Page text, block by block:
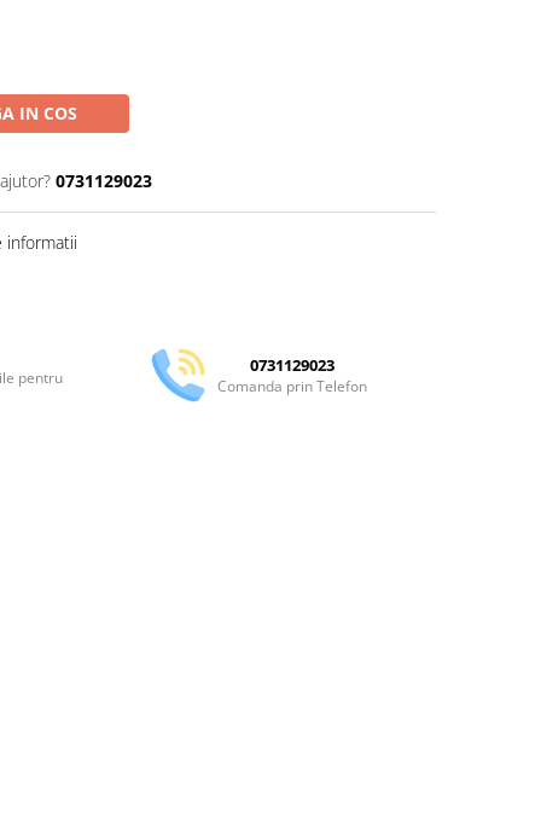
IN COS
0731129023
informatii
pentru
0731129023
Comanda prin Telefon